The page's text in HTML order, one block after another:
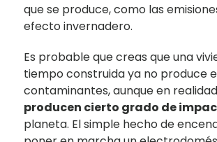
que se produce, como las
efecto invernadero.
Es probable que creas que una
tiempo construida ya no produce
contaminantes, aunque en realidad
producen cierto grado de
planeta. El simple hecho de